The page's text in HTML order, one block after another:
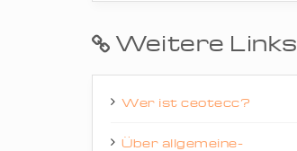
Weitere Links
Wer ist ceotecc?
Über allgemeine-